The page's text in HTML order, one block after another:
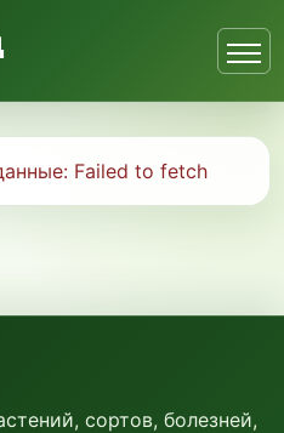
Failed to fetch
сортов, болезней,